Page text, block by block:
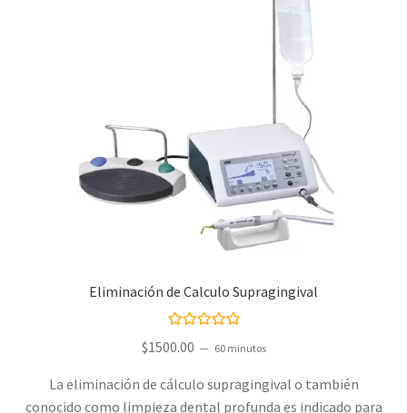
Eliminación de Calculo Supragingival
$1500.00 60 minutos
La eliminación de cálculo supragingival o también
conocido como limpieza dental profunda es indicado para